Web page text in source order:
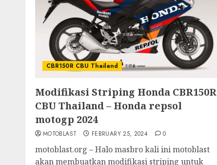
CBR150R CBU Thailand
Modifikasi Striping Honda CBR150R
CBU Thailand – Honda repsol
motogp 2024
MOTOBLAST FEBRUARY 25, 2024 0
motoblast.org – Halo masbro kali ini motoblast
akan membuatkan modifikasi striping untuk